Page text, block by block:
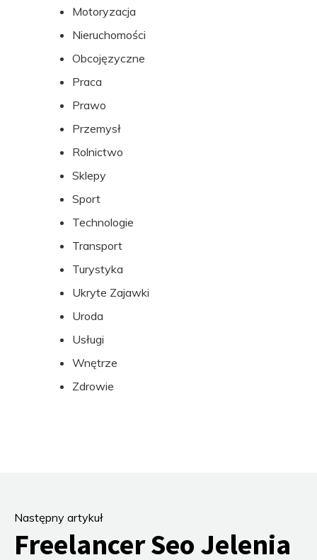
Motoryzacja
Nieruchomości
Obcojęzyczne
Praca
Prawo
Przemysł
Rolnictwo
Sklepy
Sport
Technologie
Transport
Turystyka
Ukryte Zajawki
Uroda
Usługi
Wnętrze
Zdrowie
Następny artykuł
Freelancer Seo Jelenia